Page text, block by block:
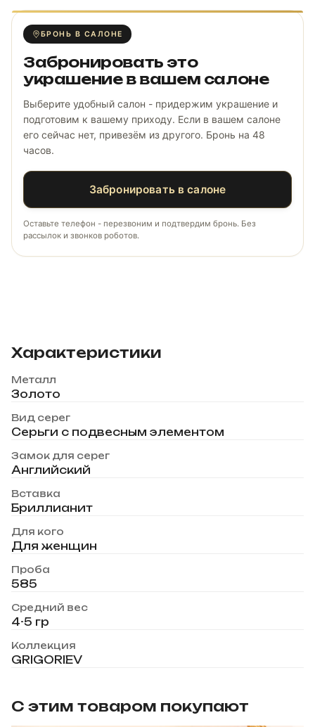
БРОНЬ В САЛОНЕ
Забронировать это
украшение в вашем салоне
Выберите удобный салон - придержим украшение и
подготовим к вашему приходу. Если в вашем салоне
его сейчас нет, привезём из другого. Бронь на 48
часов.
Забронировать в салоне
Оставьте телефон - перезвоним и подтвердим бронь. Без
рассылок и звонков роботов.
Характеристики
Металл
Золото
Вид серег
Серьги с подвесным элементом
Замок для серег
Английский
Вставка
Бриллианит
Для кого
Для женщин
Проба
585
Средний вес
4-5 гр
Коллекция
GRIGORIEV
С этим товаром покупают